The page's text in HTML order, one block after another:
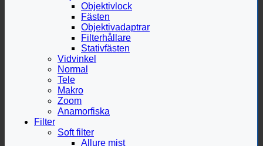
Objektivlock
Fästen
Objektivadaptrar
Filterhållare
Stativfästen
Vidvinkel
Normal
Tele
Makro
Zoom
Anamorfiska
Filter
Soft filter
Allure mist